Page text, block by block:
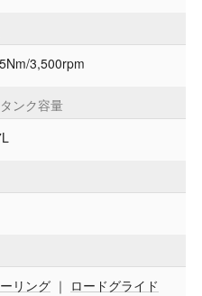
3,500rpm
ンク容量
リング ｜ ロードグライド